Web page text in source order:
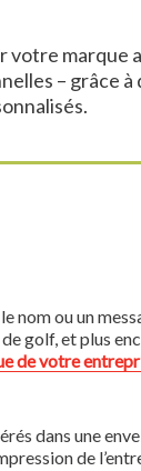
votre marque
– grâce à
ou un
golf, et plus
de votre
dans une
de